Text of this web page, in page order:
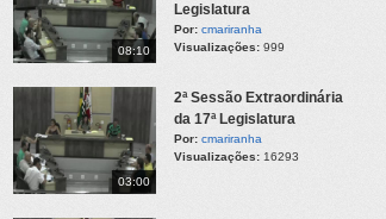
08:10
Legislatura
Por: cmariranha
Visualizações: 999
03:00
2ª Sessão Extraordinária
da 17ª Legislatura
Por: cmariranha
Visualizações: 16293